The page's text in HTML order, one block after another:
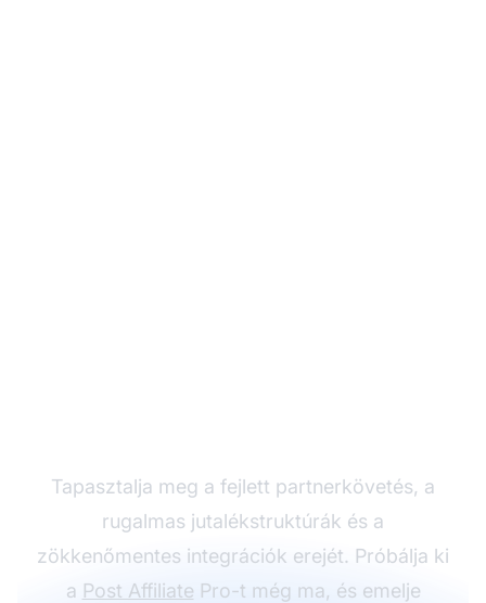
Tapasztalja meg a fejlett partnerkövetés, a
rugalmas jutalékstruktúrák és a
zökkenőmentes integrációk erejét. Próbálja ki
a Post Affiliate Pro-t még ma, és emelje